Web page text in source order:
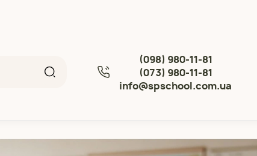
(098) 980-11-81
(073) 980-11-81
info@spschool.com.ua